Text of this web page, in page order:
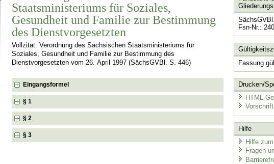
Staatsministeriums für Soziales,
Gesundheit und Familie zur Bestimmung
des Dienstvorgesetzten
Vollzitat: Verordnung des Sächsischen Staatsministeriums für
Soziales, Gesundheit und Familie zur Bestimmung des
Dienstvorgesetzten vom 26. April 1997 (SächsGVBl. S. 446)
Eingangsformel
§ 1
§ 2
§ 3
Fsn-Nr.:
Fassung
Drucken/
HTML-
Hilfe
Hilfe
Fragen